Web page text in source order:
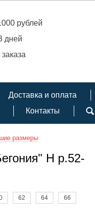
рублей
дней
Доставка и оплата
Контакты
размеры
Н р.52-
62 64 66